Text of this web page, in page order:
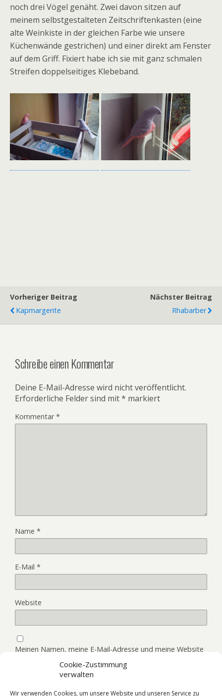
Cookie-Zustimmung
verwalten
Wir verwenden Cookies, um unsere Website und unseren Service zu
noch drei Vögel genäht. Zwei davon sitzen auf
meinem selbstgestalteten Zeitschriftenkasten (eine
alte Weinkiste in der gleichen Farbe wie unsere
Küchenwände gestrichen) und einer direkt am Fenster
auf dem Griff. Fixiert habe ich sie mit ganz schmalen
Streifen doppelseitiges Klebeband.
Vorheriger Beitrag
Kapmargerite
Nächster Beitrag
Rhabarber
Schreibe einen Kommentar
Deine E-Mail-Adresse wird nicht veröffentlicht.
Erforderliche Felder sind mit* markiert
Kommentar*
Name *
E-Mail *
Website
Meinen Namen, meine E-Mail-Adresse und meine Website